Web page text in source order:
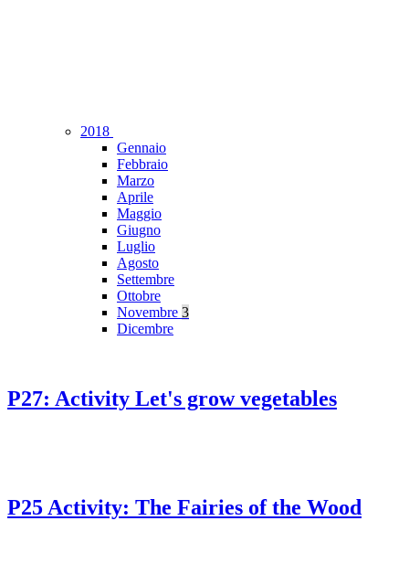
2018
Gennaio
Febbraio
Marzo
Aprile
Maggio
Giugno
Luglio
Agosto
Settembre
Ottobre
Novembre 3
Dicembre
P27: Activity Let's grow vegetables
P25 Activity: The Fairies of the Wood